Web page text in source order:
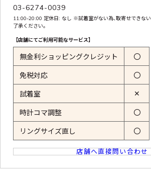
03-6274-0039
11:00-20:00 定休日: なし ※試着室がない為､取寄せできな
了承ください｡
【店舗にてご利用可能なサービス】
無金利ショッピングクレジット 〇
免税対応 〇
試着室 ✕
時計コマ調整 〇
リングサイズ直し 〇
店舗へ直接問い合わせ